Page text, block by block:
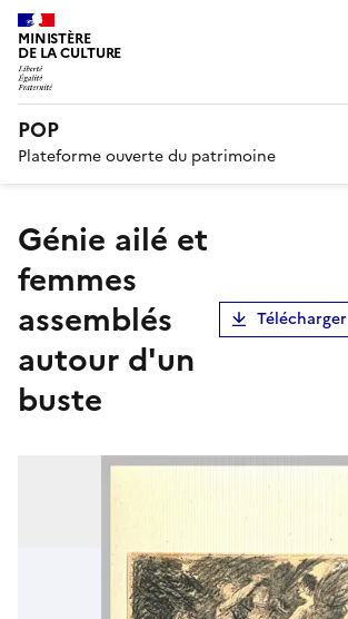
MINISTÈRE
DE LA CULTURE
POP
Plateforme ouverte du patrimoine
Génie ailé et
femmes
assemblés
autour d'un
buste
Télécharger